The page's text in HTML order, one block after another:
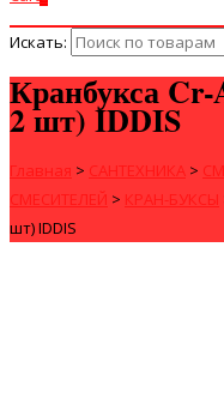
Искать:
Кранбукса
2 шт) IDDIS
Главная > САНТЕХНИКА >
СМЕСИТЕЛЕЙ > КРАН-БУКСЫ
шт) IDDIS